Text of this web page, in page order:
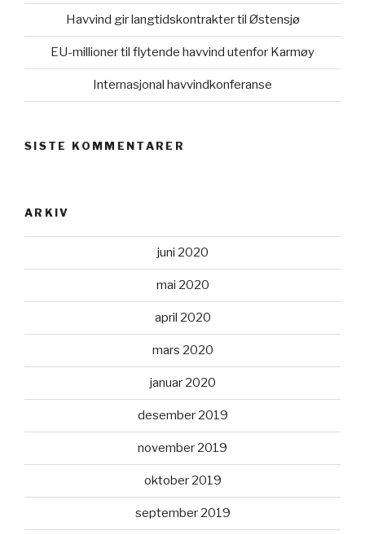
Havvind gir langtidskontrakter til Østensjø
EU-millioner til flytende havvind utenfor Karmøy
Internasjonal havvindkonferanse
SISTE KOMMENTARER
ARKIV
juni 2020
mai 2020
april 2020
mars 2020
januar 2020
desember 2019
november 2019
oktober 2019
september 2019